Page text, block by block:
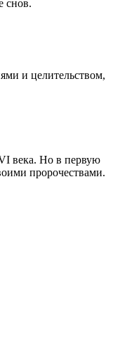
снов.
и целительством,
века. Но в первую
пророчествами.